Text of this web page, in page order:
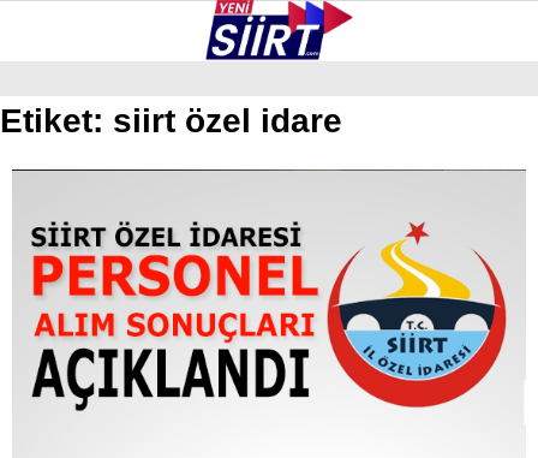
GALERİ VİDEO YAZARLAR
ERUH
BAYKAN
PERVARI
ŞIRVAN
Etiket: siirt özel idare